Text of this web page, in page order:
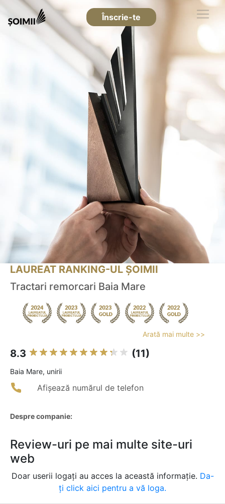
Înscrie-te
LAUREAT RANKING-UL ȘOIMII
Tractari remorcari Baia Mare
Arată mai multe >>
8.3 (11)
Baia Mare, unirii
Afișează numărul de telefon
Despre companie:
Review-uri pe mai multe site-uri
web
Doar userii logați au acces la această informație. Da-
ți click aici pentru a vă loga.